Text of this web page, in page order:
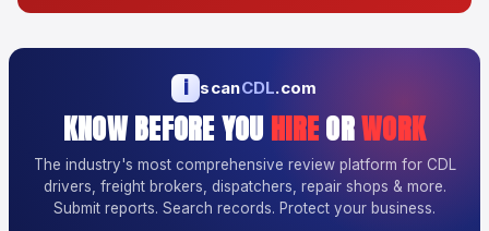
i scanCDL.com
KNOW BEFORE YOU HIREORWORK
The industry's most comprehensive review platform for CDL
drivers, freight brokers, dispatchers, repair shops & more.
Submit reports. Search records. Protect your business.